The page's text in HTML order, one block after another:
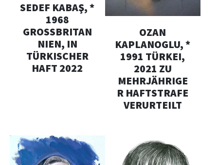
SEDEF KABAŞ, *
1968
GROSSBRITAN
NIEN, IN
TÜRKISCHER
HAFT 2022
OZAN
KAPLANOGLU, *
1991 TÜRKEI,
2021 ZU
MEHRJÄHRIGE
R HAFTSTRAFE
VERURTEILT